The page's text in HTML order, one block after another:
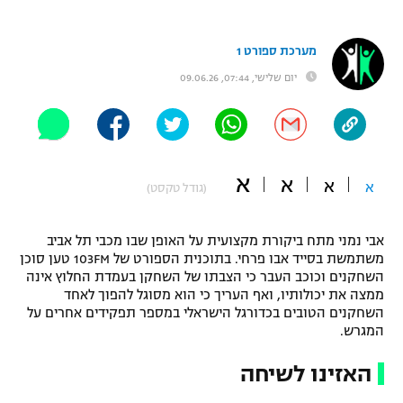
"מעל הליגה" – פודקאסט
"מחצית בשכונה" – פודקאסט
תקנון עבור פעילות אלקטרה
תקנון עבור פעילות ספורט 1 – "מרלן"
גיימינג E-Sports
בני יהודה
היאבקות WWE
אופניים
פוטבול אמריקאי NFL
בייסבול MLB
ספורט אתגרי ואקסטרים
אומנויות לחימה
מערכת ספורט 1
יום שלישי, 07:44, 09.06.26
א א א א (גודל טקסט)
אבי נמני מתח ביקורת מקצועית על האופן שבו מכבי תל אביב
משתמשת בסייד אבו פרחי. בתוכנית הספורט של 103FM טען סוכן
השחקנים וכוכב העבר כי הצבתו של השחקן בעמדת החלוץ אינה
ממצה את יכולותיו, ואף העריך כי הוא מסוגל להפוך לאחד
השחקנים הטובים בכדורגל הישראלי במספר תפקידים אחרים על
המגרש.
האזינו לשיחה